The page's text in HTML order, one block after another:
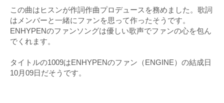
この曲はヒスンが作詞作曲プロデュースを務めました。歌詞
はメンバーと一緒にファンを思って作ったそうです。
ENHYPENのファンソングは優しい歌声でファンの心を包ん
でくれます。
タイトルの1009はENHYPENのファン（ENGINE）の結成日
10月09日だそうです。